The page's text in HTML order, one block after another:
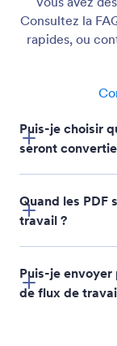
Attribuer
Assignez
de travail
contrôle.
avancement